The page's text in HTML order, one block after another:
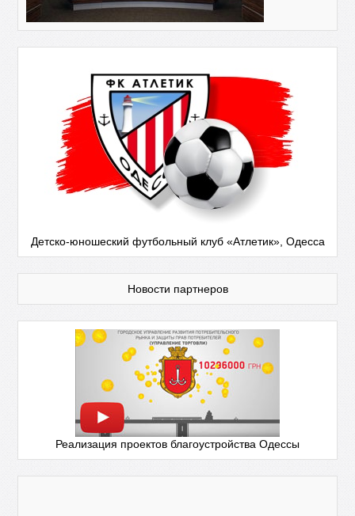
Детско-юношеский футбольный клуб «Атлетик», Одесса
Новости партнеров
Реализация проектов благоустройства Одессы